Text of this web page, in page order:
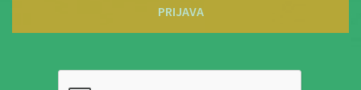
PRIJAVA